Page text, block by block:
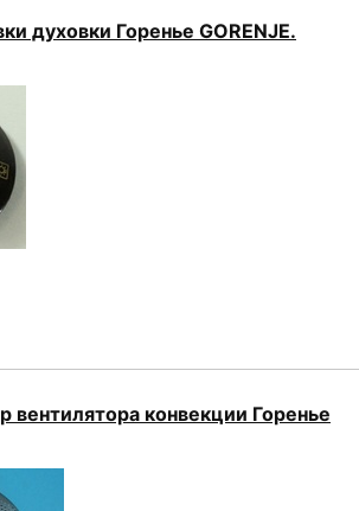
духовки Горенье GORENJE.
конвекции Горенье